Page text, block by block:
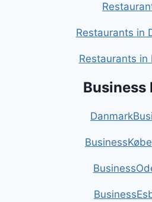
Restaurants in
Restaurants in
Business